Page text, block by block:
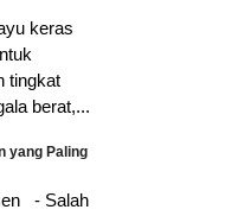
keras
tingkat
berat,...
yang Paling
- Salah